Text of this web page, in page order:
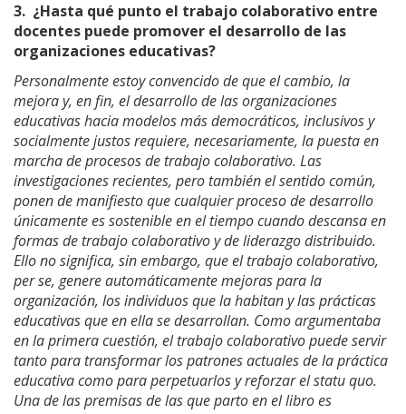
3. ¿Hasta qué punto el trabajo colaborativo entre
docentes puede promover el desarrollo de las
organizaciones educativas?
Personalmente estoy convencido de que el cambio, la
mejora y, en fin, el desarrollo de las organizaciones
educativas hacia modelos más democráticos, inclusivos y
socialmente justos requiere, necesariamente, la puesta en
marcha de procesos de trabajo colaborativo. Las
investigaciones recientes, pero también el sentido común,
ponen de manifiesto que cualquier proceso de desarrollo
únicamente es sostenible en el tiempo cuando descansa en
formas de trabajo colaborativo y de liderazgo distribuido.
Ello no significa, sin embargo, que el trabajo colaborativo,
per se, genere automáticamente mejoras para la
organización, los individuos que la habitan y las prácticas
educativas que en ella se desarrollan. Como argumentaba
en la primera cuestión, el trabajo colaborativo puede servir
tanto para transformar los patrones actuales de la práctica
educativa como para perpetuarlos y reforzar el statu quo.
Una de las premisas de las que parto en el libro es